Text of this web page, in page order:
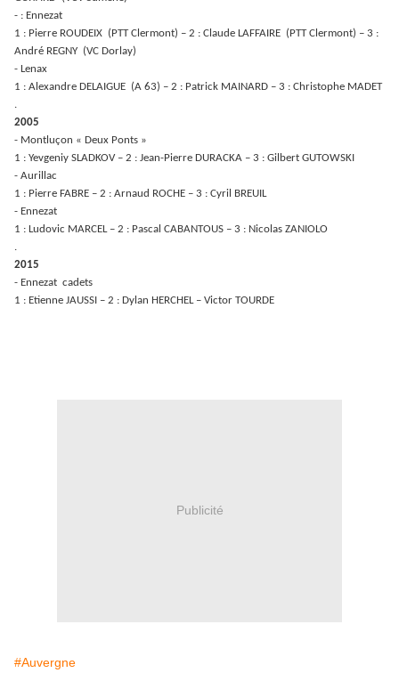
- : Ennezat
1 : Pierre ROUDEIX (PTT Clermont) – 2 : Claude LAFFAIRE (PTT Clermont) – 3 :
André REGNY (VC Dorlay)
- Lenax
1 : Alexandre DELAIGUE (A 63) – 2 : Patrick MAINARD – 3 : Christophe MADET
.
2005
- Montluçon « Deux Ponts »
1 : Yevgeniy SLADKOV – 2 : Jean-Pierre DURACKA – 3 : Gilbert GUTOWSKI
- Aurillac
1 : Pierre FABRE – 2 : Arnaud ROCHE – 3 : Cyril BREUIL
- Ennezat
1 : Ludovic MARCEL – 2 : Pascal CABANTOUS – 3 : Nicolas ZANIOLO
.
2015
- Ennezat cadets
1 : Etienne JAUSSI – 2 : Dylan HERCHEL – Victor TOURDE
Publicité
#Auvergne